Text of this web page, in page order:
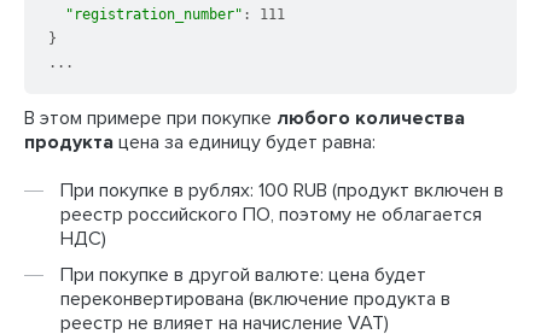
"registration_number" : 111
}
В этом примере при покупке любого количества
продукта цена за единицу будет равна:
При покупке в рублях: 100 RUB (продукт включен в
реестр российского ПО, поэтому не облагается
НДС)
При покупке в другой валюте: цена будет
переконвертирована (включение продукта в
реестр не влияет на начисление VAT)